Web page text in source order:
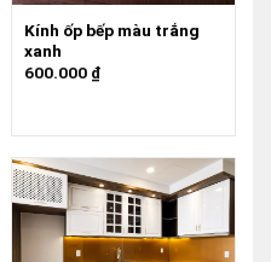
Kính ốp bếp màu trắng
xanh
600.000 ₫